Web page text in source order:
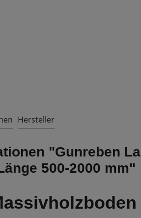
Hersteller
"Gunreben
500-2000 mm"